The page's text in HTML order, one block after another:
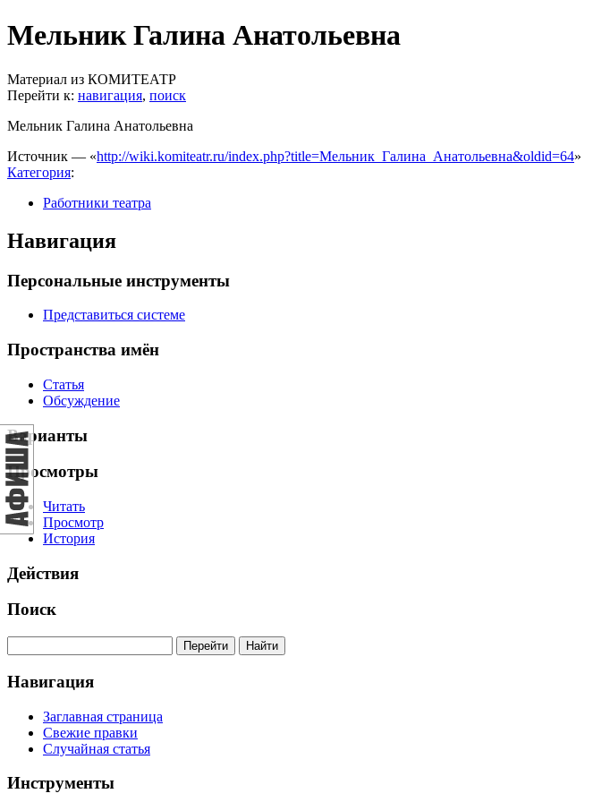
Мельник Галина Анатольевна
Материал из КОМИТЕАТР
Перейти к: навигация, поиск
Мельник Галина Анатольевна
Источник — «http://wiki.komiteatr.ru/index.php?title=Мельник_Галина_Анатольевна&oldid=64»
Категория:
Работники театра
Навигация
Персональные инструменты
Представиться системе
Пространства имён
Статья
Обсуждение
Варианты
Просмотры
Читать
Просмотр
История
Действия
Поиск
Навигация
Заглавная страница
Свежие правки
Случайная статья
Инструменты